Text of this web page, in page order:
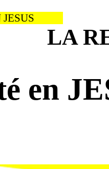
LA
en